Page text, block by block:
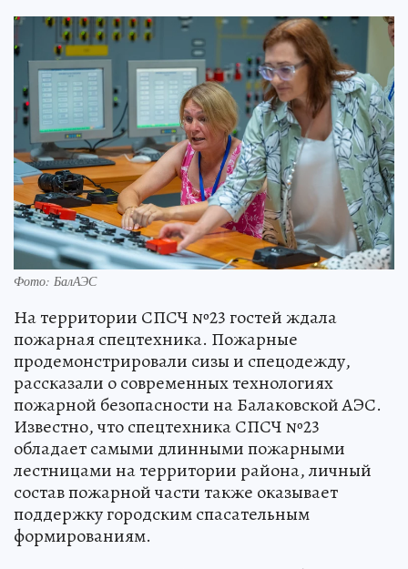
Фото: БалАЭС
На территории СПСЧ №23 гостей ждала
пожарная спецтехника. Пожарные
продемонстрировали сизы и спецодежду,
рассказали о современных технологиях
пожарной безопасности на Балаковской АЭС.
Известно, что спецтехника СПСЧ №23
обладает самыми длинными пожарными
лестницами на территории района, личный
состав пожарной части также оказывает
поддержку городским спасательным
формированиям.